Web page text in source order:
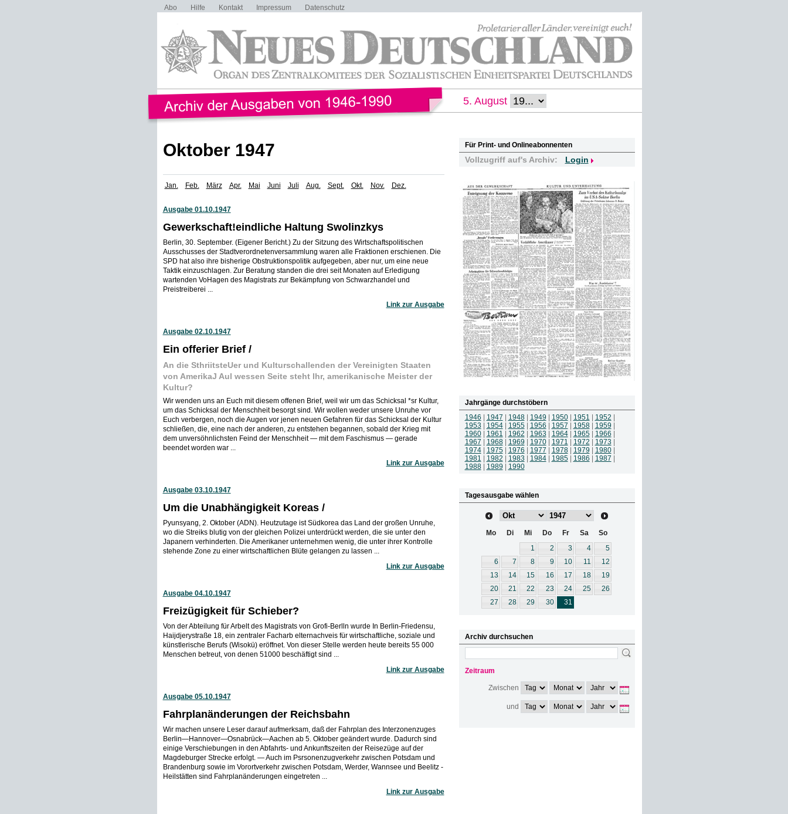
Abo Hilfe Kontakt Impressum Datenschutz
5. August
Oktober 1947
Jan. Feb. März Apr. Mai Juni Juli Aug. Sept. Okt. Nov. Dez.
Ausgabe 01.10.1947
Gewerkschaft!eindliche Haltung Swolinzkys
Berlin, 30. September. (Eigener Bericht.) Zu der Sitzung des Wirtschaftspolitischen
Ausschusses der Stadtverordnetenversammlung waren alle Fraktionen erschienen. Die
SPD hat also ihre bisherige Obstruktionspolitik aufgegeben, aber nur, um eine neue
Taktik einzuschlagen. Zur Beratung standen die drei seit Monaten auf Erledigung
wartenden VoHagen des Magistrats zur Bekämpfung von Schwarzhandel und
Preistreiberei ...
Link zur Ausgabe
Ausgabe 02.10.1947
Ein offerier Brief /
An die SthriitsteUer und Kulturschallenden der Vereinigten Staaten
von AmerikaJ Aul wessen Seite steht Ihr, amerikanische Meister der
Kultur?
Wir wenden uns an Euch mit diesem offenen Brief, weil wir um das Schicksal *sr Kultur,
um das Schicksal der Menschheit besorgt sind. Wir wollen weder unsere Unruhe vor
Euch verbergen, noch die Augen vor jenen neuen Gefahren für das Schicksal der Kultur
schließen, die, eine nach der anderen, zu entstehen begannen, sobald der Krieg mit
dem unversöhnlichsten Feind der Menschheit — mit dem Faschismus — gerade
beendet worden war ...
Link zur Ausgabe
Ausgabe 03.10.1947
Um die Unabhängigkeit Koreas /
Pyunsyang, 2. Oktober (ADN). Heutzutage ist Südkorea das Land der großen Unruhe,
wo die Streiks blutig von der gleichen Polizei unterdrückt werden, die sie unter den
Japanern verhinderten. Die Amerikaner unternehmen wenig, die unter ihrer Kontrolle
stehende Zone zu einer wirtschaftlichen Blüte gelangen zu lassen ...
Link zur Ausgabe
Ausgabe 04.10.1947
Freizügigkeit für Schieber?
Von der Abteilung für Arbelt des Magistrats von Grofi-Berlln wurde In Berlin-Friedensu,
Haijdjerystraße 18, ein zentraler Facharb elternachveis für wirtschaftliche, soziale und
künstlerische Berufs (Wisokü) eröffnet. Von dieser Stelle werden heute bereits 55 000
Menschen betreut, von denen 51000 beschäftigt sind ...
Link zur Ausgabe
Ausgabe 05.10.1947
Fahrplanänderungen der Reichsbahn
Wir machen unsere Leser darauf aufmerksam, daß der Fahrplan des Interzonenzuges
Berlin—Hannover—Osnabrück—Aachen ab 5. Oktober geändert wurde. Dadurch sind
einige Verschiebungen in den Abfahrts- und Ankunftszeiten der Reisezüge auf der
Magdeburger Strecke erfolgt. — Auch im Psrsonenzugverkehr zwischen Potsdam und
Brandenburg sowie im Vorortverkehr zwischen Potsdam, Werder, Wannsee und Beelitz -
Heilstätten sind Fahrplanänderungen eingetreten ...
Link zur Ausgabe
Für Print- und Onlineabonnenten
Vollzugriff auf's Archiv: Login
Jahrgänge durchstöbern
1946
1947 1948| 1949 1950| 1951 1952
1953
1954| 1955| 1956 1957 1958| 1959
1960| 1961 1962 1963 1964| 1965| 1966
1967
1968| 1969 1970| 1971 1972 1973
1974| 1975| 1976 1977 1978| 1979 1980|
1981
1982 1983 1984| 1985| 1986 1987
1988| 1989 1990
Tagesausgabe wählen
Mo Di Mi Do Fr Sa
So
1
2 3 4
5
6
7 8 9 10 11
12
13
14 15 16 17 18
19
20
21 22 23 24 25
26
27
28 29 30 31
Archiv durchsuchen
Zeitraum
Zwischen
und